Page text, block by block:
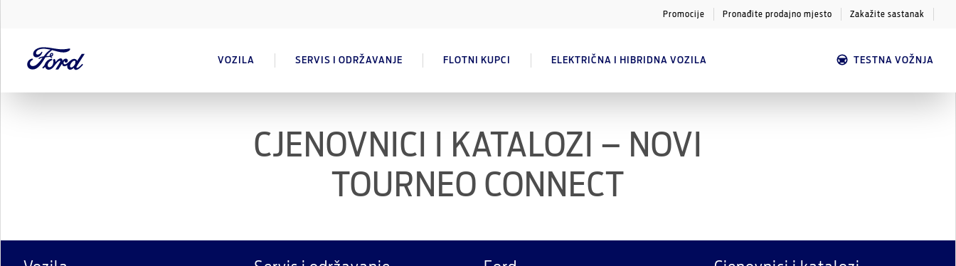
Promocije Pronađite prodajno mjesto Zakažite sastanak
VOZILA SERVIS I ODRŽAVANJE FLOTNI KUPCI ELEKTRIČNA I HIBRIDNA VOZILA TESTNA VOŽNJA
CJENOVNICI I KATALOZI – NOVI
TOURNEO CONNECT